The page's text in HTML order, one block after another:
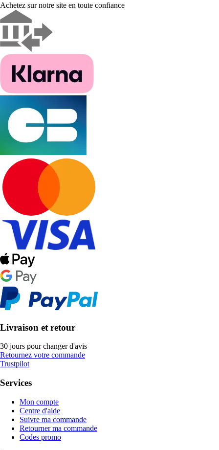
Achetez sur notre site en toute confiance
Livraison et retour
30 jours pour changer d'avis
Retournez votre commande
Trustpilot
Services
Mon compte
Centre d'aide
Suivre ma commande
Retourner ma commande
Codes promo